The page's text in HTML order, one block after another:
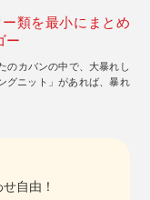
類を最小にまとめ
ー
のカバンの中で、大暴れし
グニット」があれば、暴れ
自由！